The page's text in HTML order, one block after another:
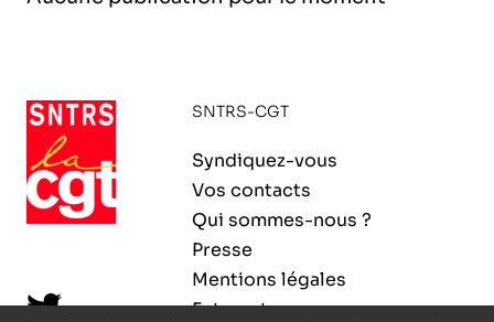
l’exploitation de la mer
SNTRS-CGT
Syndiquez-vous
Vos contacts
Qui sommes-nous ?
Presse
Mentions légales
Extranet